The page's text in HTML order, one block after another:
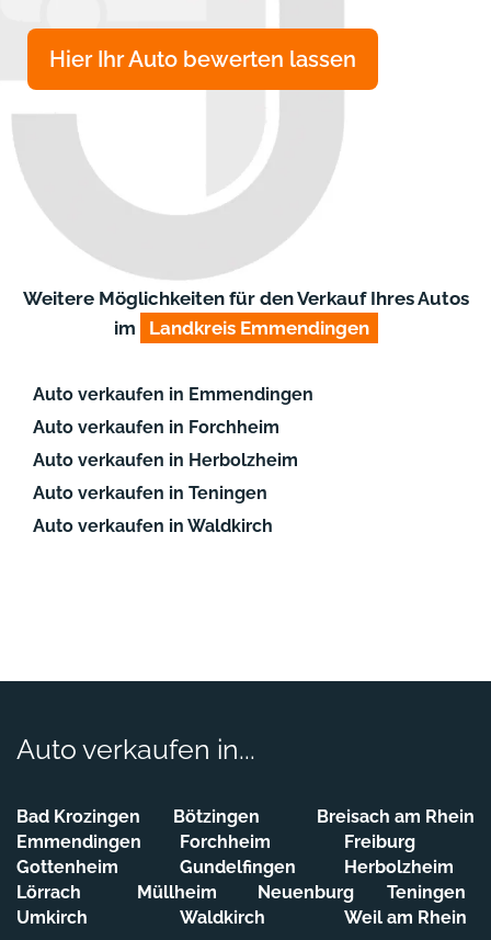
Hier Ihr Auto bewerten lassen
Weitere Möglichkeiten für den Verkauf Ihres Autos
im
Landkreis Emmendingen
Auto verkaufen in Emmendingen
Auto verkaufen in Forchheim
Auto verkaufen in Herbolzheim
Auto verkaufen in Teningen
Auto verkaufen in Waldkirch
Auto verkaufen in...
Bad Krozingen Bötzingen
Breisach am Rhein
Emmendingen
Forchheim
Freiburg
Gottenheim
Gundelfingen
Herbolzheim
Lörrach
Müllheim Neuenburg
Teningen
Umkirch
Waldkirch Weil am Rhein